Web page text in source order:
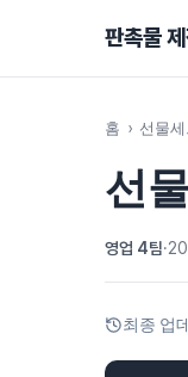
판촉물
홈 › 선물세
선
영업 4팀·
최종 업